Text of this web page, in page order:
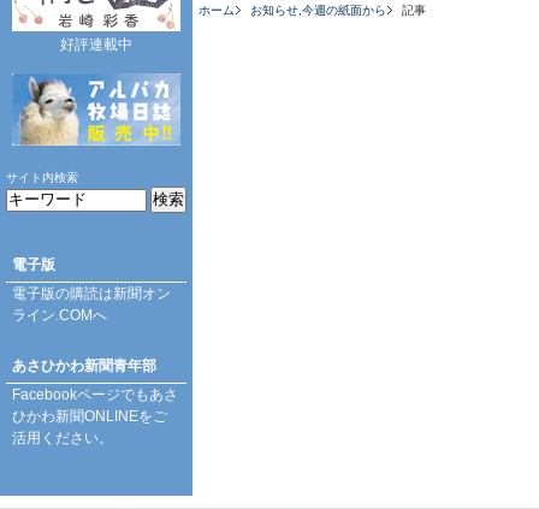
ホーム お知らせ 今週の紙面から 記事
好評連載中
サイト内検索
電子版
電子版の購読は新聞オン
ライン.COMへ
あさひかわ新聞青年部
Facebookページでもあさ
ひかわ新聞ONLINEをご
活用ください。